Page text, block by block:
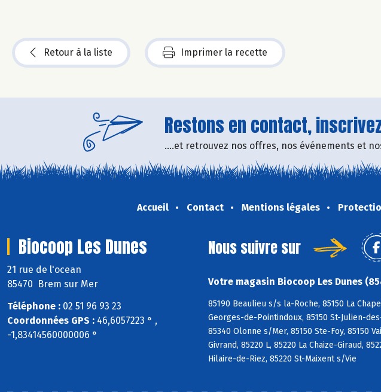
Retour à la liste Imprimer la recette
Restons en contact,
....et retrouvez nos offres, nos événements et
Accueil Contact Mentions légales
Biocoop Les Dunes
21 rue de l'ocean
85470 Brem sur Mer
Téléphone : 02 51 96 93 23
Coordonnées GPS : 46,6057223 ° ,
-1,83414560000006 °
Nous suivre sur
Votre magasin Biocoop Les Dunes
85190 Beaulieu s/s la-Roche, 85150 La
Georges-de-Pointindoux, 85150 St-Julien-
85340 Olonne s/Mer, 85150 Ste-Foy, 85150
Givrand, 85220 L, 85220 La Chaize-Giraud,
Hilaire-de-Riez, 85220 St-Maixent s/Vie